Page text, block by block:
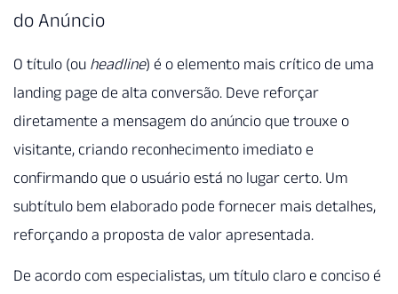
do Anúncio
O título (ou headline) é o elemento mais crítico de uma
landing page de alta conversão. Deve reforçar
diretamente a mensagem do anúncio que trouxe o
visitante, criando reconhecimento imediato e
confirmando que o usuário está no lugar certo. Um
subtítulo bem elaborado pode fornecer mais detalhes,
reforçando a proposta de valor apresentada.
De acordo com especialistas, um título claro e conciso é